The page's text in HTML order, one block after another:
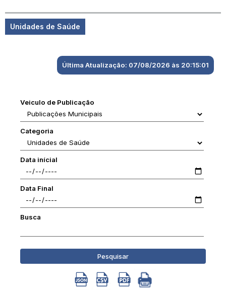
Unidades de Saúde
Última Atualização: 07/08/2026 às 20:15:01
Veiculo de Publicação
Categoria
Data inícial
Data Final
Busca
Pesquisar